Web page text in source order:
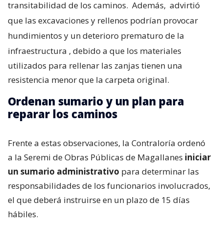
transitabilidad de los caminos. Además, advirtió
que las excavaciones y rellenos podrían provocar
hundimientos y un deterioro prematuro de la
infraestructura , debido a que los materiales
utilizados para rellenar las zanjas tienen una
resistencia menor que la carpeta original.
Ordenan sumario y un plan para
reparar los caminos
Frente a estas observaciones, la Contraloría ordenó
a la Seremi de Obras Públicas de Magallanes iniciar
un sumario administrativo para determinar las
responsabilidades de los funcionarios involucrados,
el que deberá instruirse en un plazo de 15 días
hábiles.